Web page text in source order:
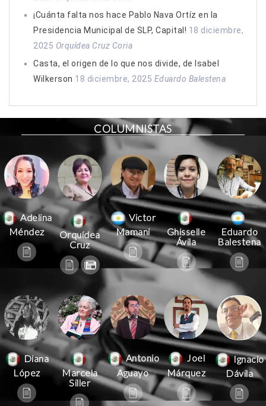
¡Cuánta falta nos hace Pablo Nava Ortíz en la
Presidencia Municipal de SLP, Capital! 18 diciembre,
2025 Orquídea Cruz Coria
Casta, el origen de lo que nos divide, de Isabel
Wilkerson 18 diciembre, 2025 Eduardo Balestena
COLUMNISTAS
Adelina
Méndez
Orquídea
Cruz
Victor
Mamani
Ghisselle
Ávila
Eduardo
Balestena
Diana
López
Marcela
Siller
Antonio
Aguayo
Joel
Márquez
Ignacio
Dávila